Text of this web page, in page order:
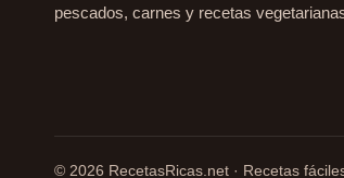
pescados, carnes y recetas
© 2026 RecetasRicas.net · Recetas